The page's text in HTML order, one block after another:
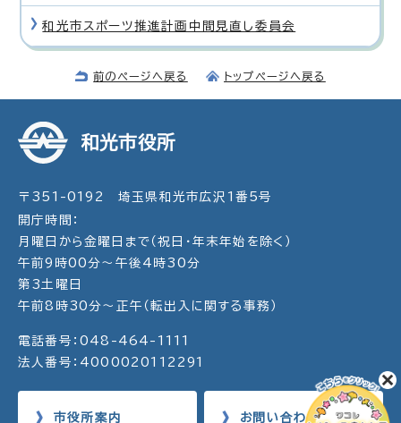
和光市スポーツ推進計画中間見直し委員会
前のページへ戻る トップページへ戻る
和光市役所
〒351-0192 埼玉県和光市広沢1番5号
開庁時間：
月曜日から金曜日まで（祝日・年末年始を除く）
午前9時00分～午後4時30分
第3土曜日
午前8時30分～正午（転出入に関する事務）
電話番号：048-464-1111
法人番号：4000020112291
市役所案内 お問い合わせ